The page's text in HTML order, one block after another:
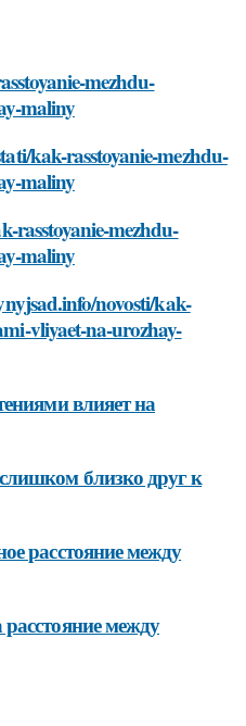
mezhdu-
maliny
kak-rasstoyanie-mezhdu-
maliny
rasstoyanie-mezhdu-
maliny
novosti/kak-
vliyaet-na-urozhay-
влияет на
близко друг к
расстояние между
между